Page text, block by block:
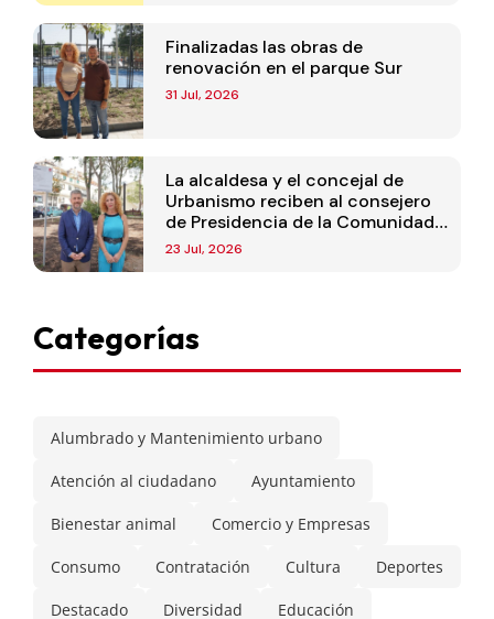
Finalizadas las obras de
renovación en el parque Sur
31 Jul, 2026
La alcaldesa y el concejal de
Urbanismo reciben al consejero
de Presidencia de la Comunidad
de Madrid
23 Jul, 2026
Categorías
Alumbrado y Mantenimiento urbano
Atención al ciudadano Ayuntamiento
Bienestar animal Comercio y Empresas
Consumo Contratación Cultura Deportes
Destacado Diversidad Educación